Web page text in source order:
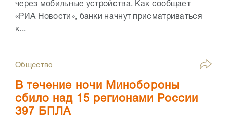
через мобильные устройства. Как сообщает
«РИА Новости», банки начнут присматриваться
к...
Общество
В течение ночи Минобороны
сбило над 15 регионами России
397 БПЛА